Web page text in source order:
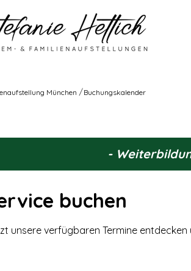
München /Buchungskalender
-
buchen
unsere verfügbaren Termine entdecken